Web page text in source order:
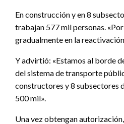
En construcción y en 8
trabajan 577 mil personas.
gradualmente en la
Y advirtió: «Estamos al borde
del sistema de transporte
constructores y 8 subsectores
500 mil».
Una vez obtengan